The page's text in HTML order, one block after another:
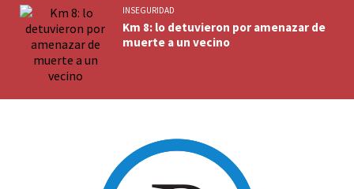
INSEGURIDAD
Km 8: lo detuvieron por amenazar de
muerte a un vecino